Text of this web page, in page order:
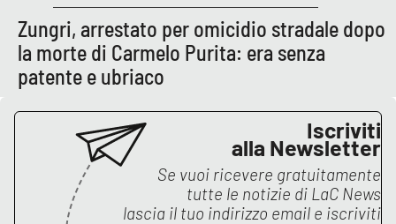
Zungri, arrestato per omicidio stradale dopo
la morte di Carmelo Purita: era senza
patente e ubriaco
Iscriviti
alla Newsletter
Se vuoi ricevere gratuitamente
tutte le notizie di LaC News
lascia il tuo indirizzo email e iscriviti